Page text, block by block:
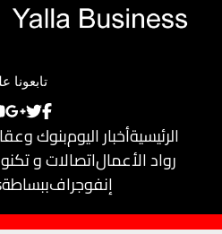
تابعونا
الرئيسيةأخبار اليومبنوك
رواد الأعمالاتصالات و
إنفوجرافببساطة